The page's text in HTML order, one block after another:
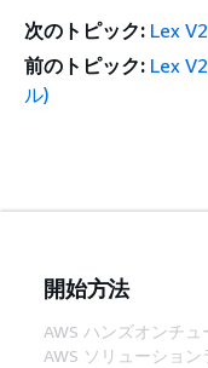
次のトピック: Lex
前のトピック: Lex
ル)
開始方法
AWS ハンズオンチ
AWS ソリューション